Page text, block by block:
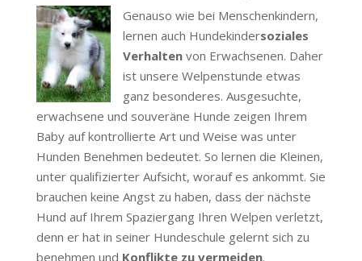
Genauso wie bei Menschenkindern,
lernen auch Hundekindersoziales
Verhaltenvon Erwachsenen. Daher
ist unsere Welpenstunde etwas
ganz besonderes. Ausgesuchte,
erwachsene und souveräne Hunde zeigen Ihrem
Baby auf kontrollierte Art und Weise was unter
Hunden Benehmen bedeutet. So lernen die Kleinen,
unter qualifizierter Aufsicht, worauf es ankommt. Sie
brauchen keine Angst zu haben, dass der nächste
Hund auf Ihrem Spaziergang Ihren Welpen verletzt,
denn er hat in seiner Hundeschule gelernt sich zu
benehmen und Konflikte zu vermeiden.